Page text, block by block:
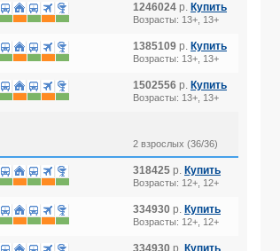
1246024 р. Купить
Возрасты: 13+, 13+
1385109 р. Купить
Возрасты: 13+, 13+
1502556 р. Купить
Возрасты: 13+, 13+
2 взрослых (36/36)
318425 р. Купить
Возрасты: 12+, 12+
334930 р. Купить
Возрасты: 12+, 12+
334930 р. Купить